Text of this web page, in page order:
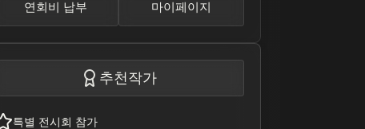
연회비 납부 마이페이지
추천작가
특별 전시회 참가